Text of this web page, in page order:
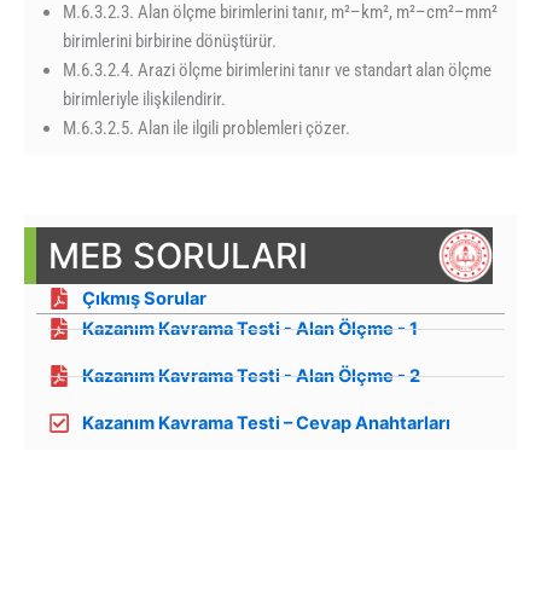
M.6.3.2.3. Alan ölçme birimlerini tanır, m²–km², m²–cm²–mm²
birimlerini birbirine dönüştürür.
M.6.3.2.4. Arazi ölçme birimlerini tanır ve standart alan ölçme
birimleriyle ilişkilendirir.
M.6.3.2.5. Alan ile ilgili problemleri çözer.
MEB SORULARI
Çıkmış Sorular
Kazanım Kavrama Testi - Alan Ölçme - 1
Kazanım Kavrama Testi - Alan Ölçme - 2
Kazanım Kavrama Testi – Cevap Anahtarları